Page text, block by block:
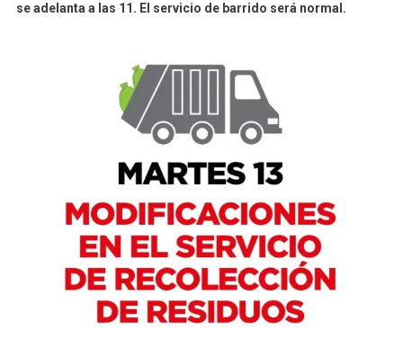
se adelanta a las 11. El servicio de barrido será normal.